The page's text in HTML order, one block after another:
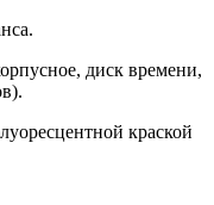
диск времени,
краской